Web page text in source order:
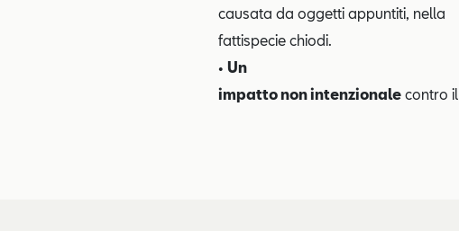
causata da oggetti appuntiti, nella
fattispecie chiodi.
• Un
impatto non intenzionale contro il